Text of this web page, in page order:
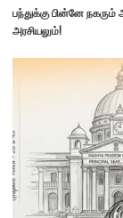
பந்துக்கு பின்னே
அரசியலும்!